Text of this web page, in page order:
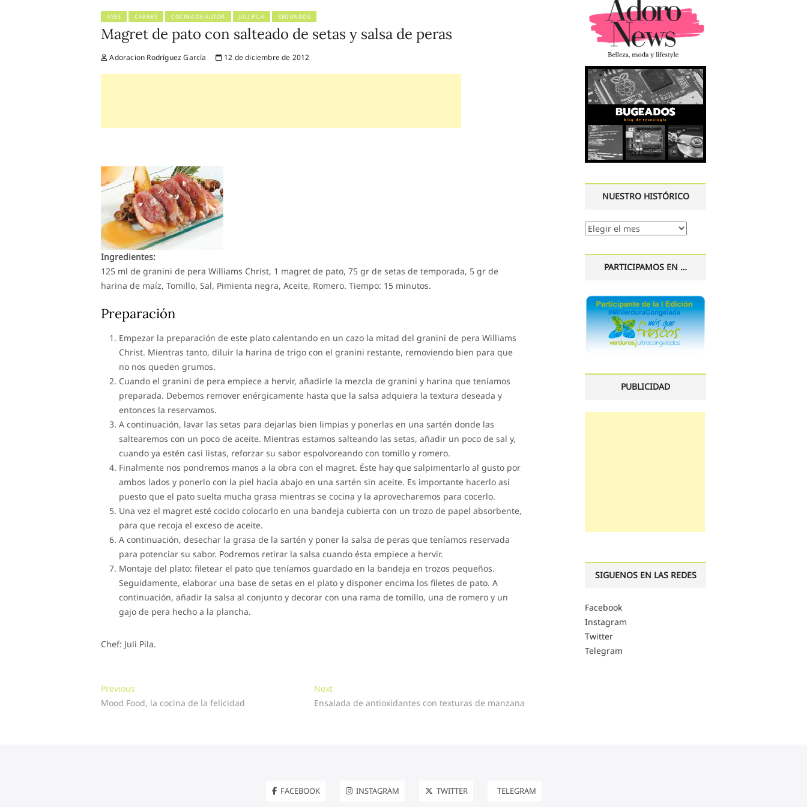
AVES CARNES COCINA DE AUTOR JULI PILA SEGUNDOS
Magret de pato con salteado de setas y salsa de peras
Adoracion Rodríguez García 12 de diciembre de 2012
Ingredientes:
125 ml de granini de pera Williams Christ, 1 magret de pato, 75 gr de setas de temporada, 5 gr de
harina de maíz, Tomillo, Sal, Pimienta negra, Aceite, Romero. Tiempo: 15 minutos.
Preparación
Empezar la preparación de este plato calentando en un cazo la mitad del granini de pera Williams
Christ. Mientras tanto, diluir la harina de trigo con el granini restante, removiendo bien para que
no nos queden grumos.
Cuando el granini de pera empiece a hervir, añadirle la mezcla de granini y harina que teníamos
preparada. Debemos remover enérgicamente hasta que la salsa adquiera la textura deseada y
entonces la reservamos.
A continuación, lavar las setas para dejarlas bien limpias y ponerlas en una sartén donde las
saltearemos con un poco de aceite. Mientras estamos salteando las setas, añadir un poco de sal y,
cuando ya estén casi listas, reforzar su sabor espolvoreando con tomillo y romero.
Finalmente nos pondremos manos a la obra con el magret. Éste hay que salpimentarlo al gusto por
ambos lados y ponerlo con la piel hacia abajo en una sartén sin aceite. Es importante hacerlo así
puesto que el pato suelta mucha grasa mientras se cocina y la aprovecharemos para cocerlo.
Una vez el magret esté cocido colocarlo en una bandeja cubierta con un trozo de papel absorbente,
para que recoja el exceso de aceite.
A continuación, desechar la grasa de la sartén y poner la salsa de peras que teníamos reservada
para potenciar su sabor. Podremos retirar la salsa cuando ésta empiece a hervir.
Montaje del plato: filetear el pato que teníamos guardado en la bandeja en trozos pequeños.
Seguidamente, elaborar una base de setas en el plato y disponer encima los filetes de pato. A
continuación, añadir la salsa al conjunto y decorar con una rama de tomillo, una de romero y un
gajo de pera hecho a la plancha.
Chef: Juli Pila.
Navegación
de
Previous
post:
Mood Food, la cocina de la felicidad
NextNext
post:
Ensalada de antioxidantes con texturas de manzana
NUESTRO HISTÓRICO
Nuestro
PARTICIPAMOS EN …
PUBLICIDAD
SIGUENOS EN LAS REDES
Facebook
Instagram
Twitter
Telegram
FACEBOOK INSTAGRAM TWITTER TELEGRAM